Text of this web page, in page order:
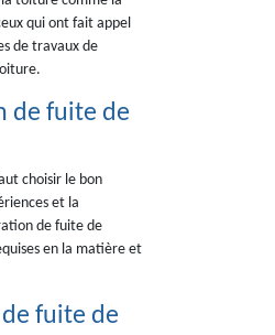
qui ont fait appel
de travaux de
de fuite de
choisir le bon
et la
de fuite de
en la matière et
de fuite de